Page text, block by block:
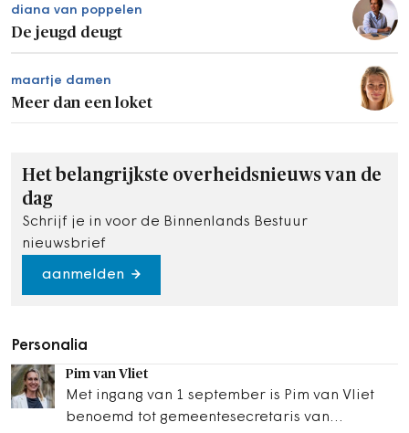
diana van poppelen
De jeugd deugt
maartje damen
Meer dan een loket
Het belangrijkste overheidsnieuws van de
dag
Schrijf je in voor de Binnenlands Bestuur
nieuwsbrief
aanmelden
Personalia
Pim van Vliet
Met ingang van 1 september is Pim van Vliet
benoemd tot gemeentesecretaris van